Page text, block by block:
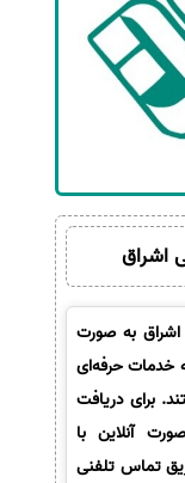
اشراق
اشراق به صورت
خدمات حرفه‌ای
برای دریافت
آنلاین با
تماس تلفنی